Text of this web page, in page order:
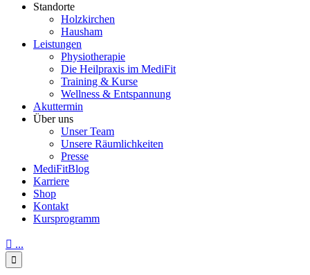
Standorte
Holzkirchen
Hausham
Leistungen
Physiotherapie
Die Heilpraxis im MediFit
Training & Kurse
Wellness & Entspannung
Akuttermin
Über uns
Unser Team
Unsere Räumlichkeiten
Presse
MediFitBlog
Karriere
Shop
Kontakt
Kursprogramm
 ...
